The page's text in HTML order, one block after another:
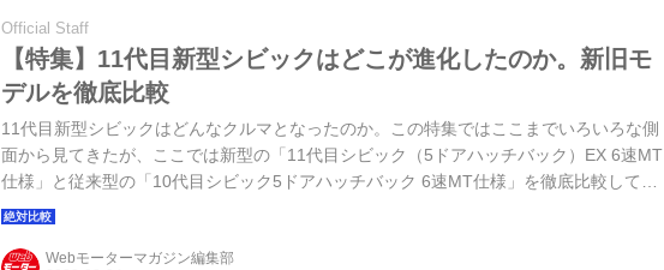
Official Staff
【特集】11代目新型シビックはどこが進化したのか。新旧モ
デルを徹底比較
11代目新型シビックはどんなクルマとなったのか。この特集ではここまでいろいろな側
面から見てきたが、ここでは新型の「11代目シビック（5ドアハッチバック）EX 6速MT
仕様」と従来型の「10代目シビック5ドアハッチバック 6速MT仕様」を徹底比較してい
くことで、新型シビックの個性、狙い、魅力を探ってみたい。
Webモーターマガジン編集部